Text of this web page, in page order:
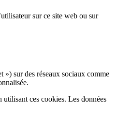
sur ce site web ou sur
sur des réseaux sociaux comme
ces cookies. Les données